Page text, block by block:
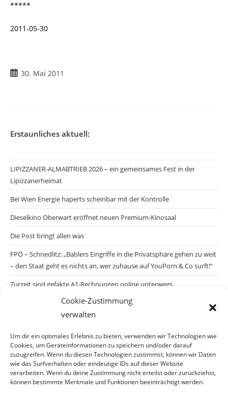
Cookie-Zustimmung
verwalten
Um dir ein optimales Erlebnis zu bieten, verwenden wir Technologien wie
Cookies, um Geräteinformationen zu speichern und/oder darauf
zuzugreifen. Wenn du diesen Technologien zustimmst, können wir Daten
wie das Surfverhalten oder eindeutige IDs auf dieser Website
verarbeiten. Wenn du deine Zustimmung nicht erteilst oder zurückziehst,
können bestimmte Merkmale und Funktionen beeinträchtigt werden.
*****
2011-05-30
30. Mai 2011
Erstaunliches aktuell:
LIPIZZANER-ALMABTRIEB 2026 – ein gemeinsames Fest in der
Lipizzanerheimat
Bei Wien Energie haperts scheinbar mit der Kontrolle
Dieselkino Oberwart eröffnet neuen Premium-Kinosaal
Die Post bringt allen was
FPÖ – Schnedlitz: „Bablers Eingriffe in die Privatsphäre gehen zu weit
– den Staat geht es nichts an, wer zuhause auf YouPorn & Co surft!“
Zurzeit sind gefakte A1-Rechnungen online unterwegs
Salzburgs Juden und ihre Sicherheit: „Erst nach einem Anschlag wäre
die Gefahr endlich konkret!“
Biologisches Wunder in Ceuta
Ein vermeintliches Abschiebemärchen
Archiv